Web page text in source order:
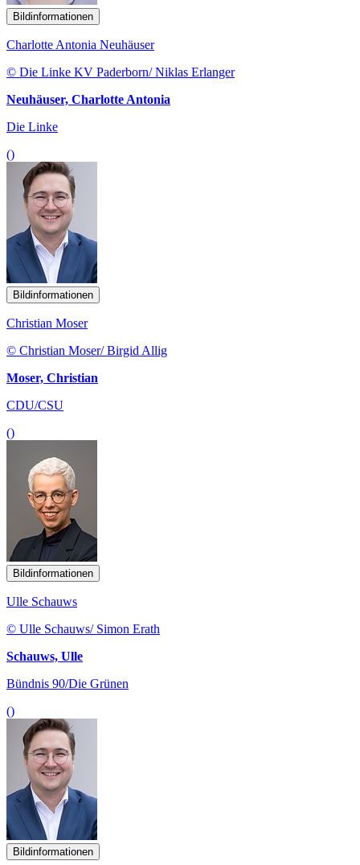
Bildinformationen
Charlotte Antonia Neuhäuser
© Die Linke KV Paderborn/ Niklas Erlanger
Neuhäuser, Charlotte Antonia
Die Linke
()
Bildinformationen
Christian Moser
© Christian Moser/ Birgid Allig
Moser, Christian
CDU/CSU
()
Bildinformationen
Ulle Schauws
© Ulle Schauws/ Simon Erath
Schauws, Ulle
Bündnis 90/Die Grünen
()
Bildinformationen